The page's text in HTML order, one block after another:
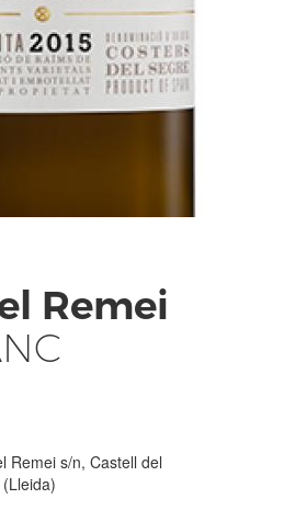
Remei
Remei s/n, Castell del